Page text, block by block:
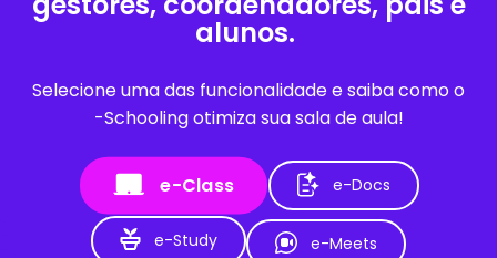
alunos.
Selecione uma das funcionalidade e saiba como o
-Schooling otimiza sua sala de aula!
e-Class e-Docs
e-Study e-Meets